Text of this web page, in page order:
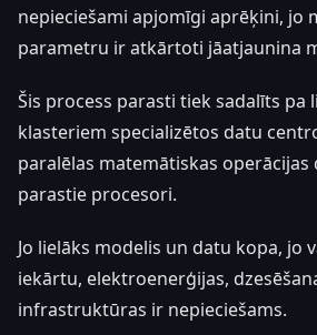
nepieciešami apjomīgi aprēķini, jo
parametru ir atkārtoti jāatjaunina
Šis process parasti tiek sadalīts pa
klasteriem specializētos datu
paralēlas matemātiskas operācijas
parastie procesori.
Jo lielāks modelis un datu kopa, jo
iekārtu, elektroenerģijas,
infrastruktūras ir nepieciešams.